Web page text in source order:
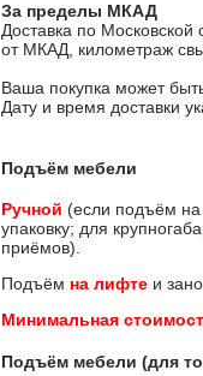
За пределы МКАД
Доставка по
от МКАД, километраж
Ваша покупка может
Дату и время доставки
Подъём мебели
Ручной (если подъём
упаковку; для
приёмов).
Подъём на лифте и
Минимальная
Подъём мебели (для